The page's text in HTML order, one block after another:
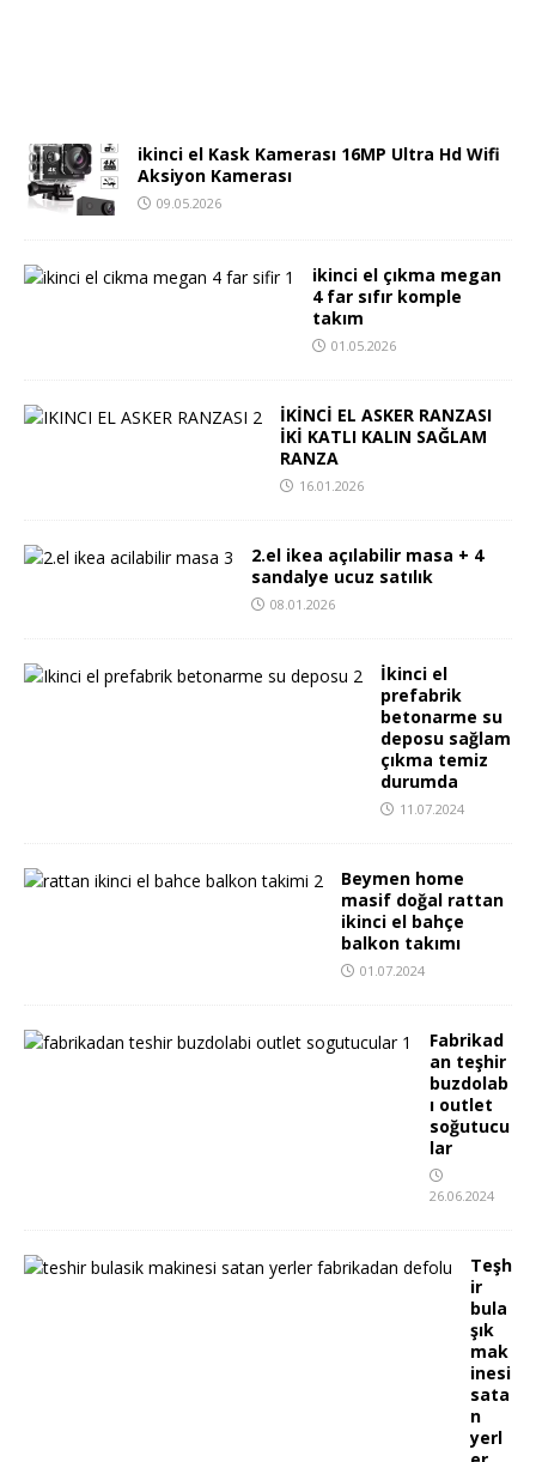
ikinci el Kask Kamerası 16MP Ultra Hd Wifi
Aksiyon Kamerası
09.05.2026
ikinci el çıkma megan
4 far sıfır komple
takım
01.05.2026
İKİNCİ EL ASKER RANZASI
İKİ KATLI KALIN SAĞLAM
RANZA
16.01.2026
2.el ikea açılabilir masa + 4
sandalye ucuz satılık
08.01.2026
İkinci el
prefabrik
betonarme su
deposu sağlam
çıkma temiz
durumda
11.07.2024
Beymen home
masif doğal rattan
ikinci el bahçe
balkon takımı
01.07.2024
Fabrikad
an teşhir
buzdolab
ı outlet
soğutucu
lar
26.06.2024
Teşh
ir
bula
şık
mak
inesi
sata
n
yerl